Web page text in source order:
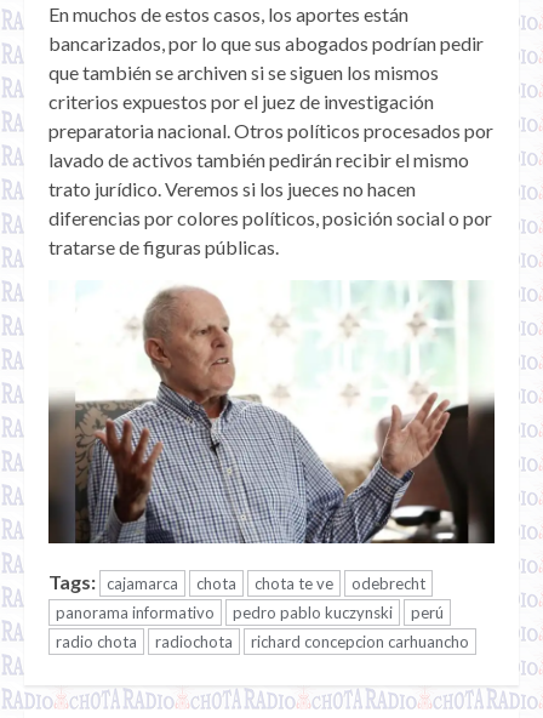
En muchos de estos casos, los aportes están
bancarizados, por lo que sus abogados podrían pedir
que también se archiven si se siguen los mismos
criterios expuestos por el juez de investigación
preparatoria nacional. Otros políticos procesados por
lavado de activos también pedirán recibir el mismo
trato jurídico. Veremos si los jueces no hacen
diferencias por colores políticos, posición social o por
tratarse de figuras públicas.
Tags: cajamarca chota chota te ve
odebrecht
panorama informativo
pedro pablo kuczynski
perú
radio chota
radiochota richard concepcion carhuancho